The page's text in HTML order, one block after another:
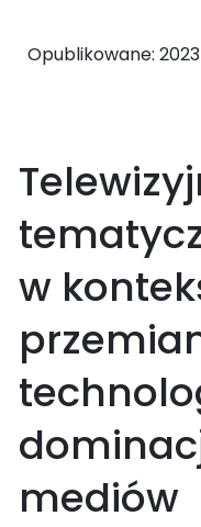
Opublikowane:
w
mediów